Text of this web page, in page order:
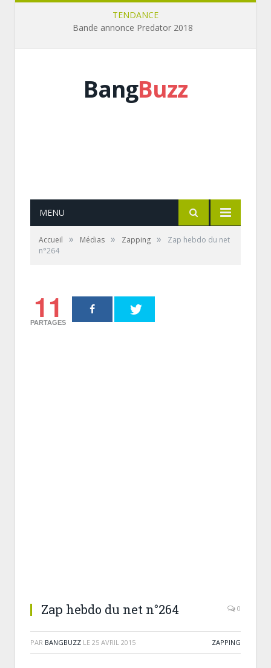
TENDANCE
Bande annonce Predator 2018
BangBuzz
MENU
Accueil » Médias » Zapping »
Zap hebdo du net
n°264
11
PARTAGES
Zap hebdo du net n°264 0
PAR BANGBUZZ LE 25 AVRIL 2015 ZAPPING